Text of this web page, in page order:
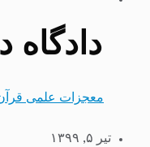
دادگاه
معجزات علمی
تیر ۵, ۱۳۹۹